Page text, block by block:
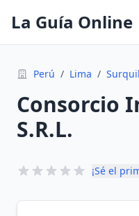
La Guía Online
Perú / Lima /
Consorcio
S.R.L.
¡Sé el